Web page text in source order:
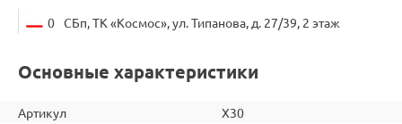
0 СБп, ТК «Космос», ул. Типанова, д. 27/39, 2 этаж
Основные характеристики
Артикул
X30